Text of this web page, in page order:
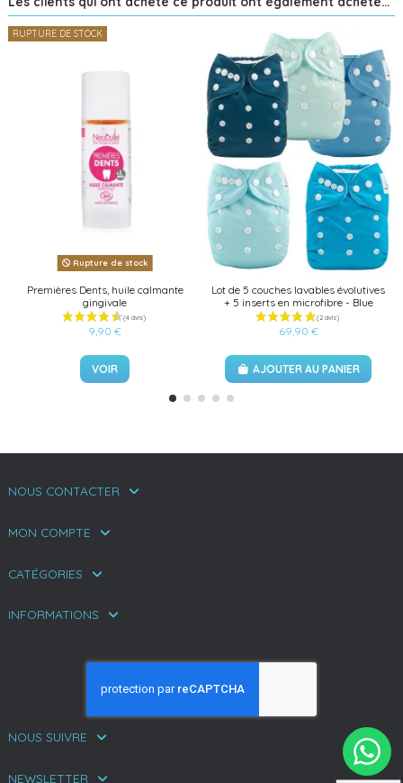
RUPTURE DE STOCK
Rupture de stock
Premières Dents, huile calmante
gingivale
9,90 €
VOIR
Lot de 5 couches lavables évolutives
+ 5 inserts en microfibre - Blue
69,90 €
AJOUTER AU PANIER
NOUS CONTACTER
MON COMPTE
CATÉGORIES
INFORMATIONS
NOUS SUIVRE
NEWSLETTER